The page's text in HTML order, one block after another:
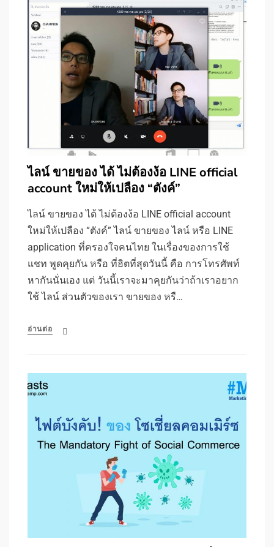
ไลน์ ขายของ ได้ ไม่ต้องง้อ LINE official
account ใหม่ให้เปลือง “ตังค์”
ไลน์ ขายของ ได้ ไม่ต้องง้อ LINE official account
ใหม่ให้เปลือง “ตังค์” ไลน์ ขายของ ไลน์ หรือ LINE
application ที่ครองใจคนไทย ในเรื่องของการใช้
แชท พูดคุยกัน หรือ ที่ฮิตที่สุดวันนี้ คือ การโทรศัพท์
หากันนั่นเอง แต่ วันนี้เราจะมาคุยกันว่าถ้าเราอยาก
ใช้ ไลน์ ส่วนตัวของเรา ขายของ หรื…
อ่านต่อ